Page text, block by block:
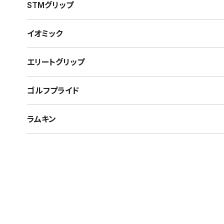
STMグリップ
イオミック
エリートグリップ
ゴルフプライド
ラムキン